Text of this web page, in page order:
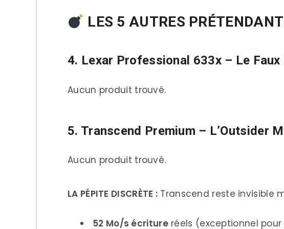
LES 5 AUTRES
4. Lexar Professional 633x – Le Faux
Aucun produit trouvé.
5. Transcend Premium – L’Outsider
Aucun produit trouvé.
LA PÉPITE DISCRÈTE : Transcend reste invisible
52 Mo/s écritureréels (exceptionnel pour